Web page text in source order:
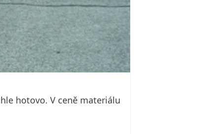
hotovo. V ceně materiálu